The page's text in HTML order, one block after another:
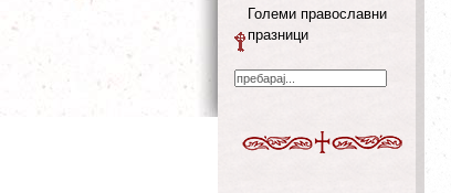
Големи православни
празници